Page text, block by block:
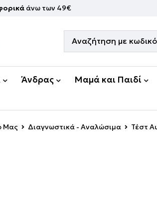
άνω των 49€
Άνδρας Μαμά και Παιδί
Μας Διαγνωστικά - Αναλώσιμα Τέστ